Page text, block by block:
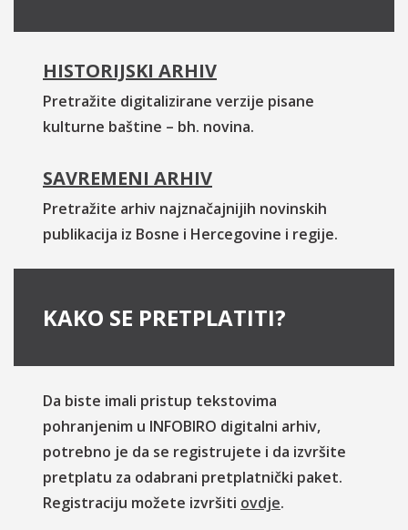
HISTORIJSKI ARHIV
Pretražite digitalizirane verzije pisane
kulturne baštine – bh. novina.
SAVREMENI ARHIV
Pretražite arhiv najznačajnijih novinskih
publikacija iz Bosne i Hercegovine i regije.
KAKO SE PRETPLATITI?
Da biste imali pristup tekstovima
pohranjenim u INFOBIRO digitalni arhiv,
potrebno je da se registrujete i da izvršite
pretplatu za odabrani pretplatnički paket.
Registraciju možete izvršiti ovdje.